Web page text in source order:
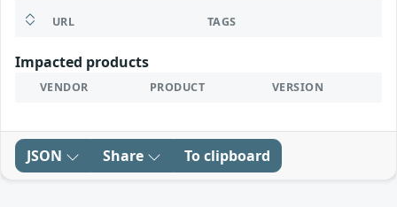
URL TAGS
Impacted products
VENDOR PRODUCT VERSION
JSON Share To clipboard